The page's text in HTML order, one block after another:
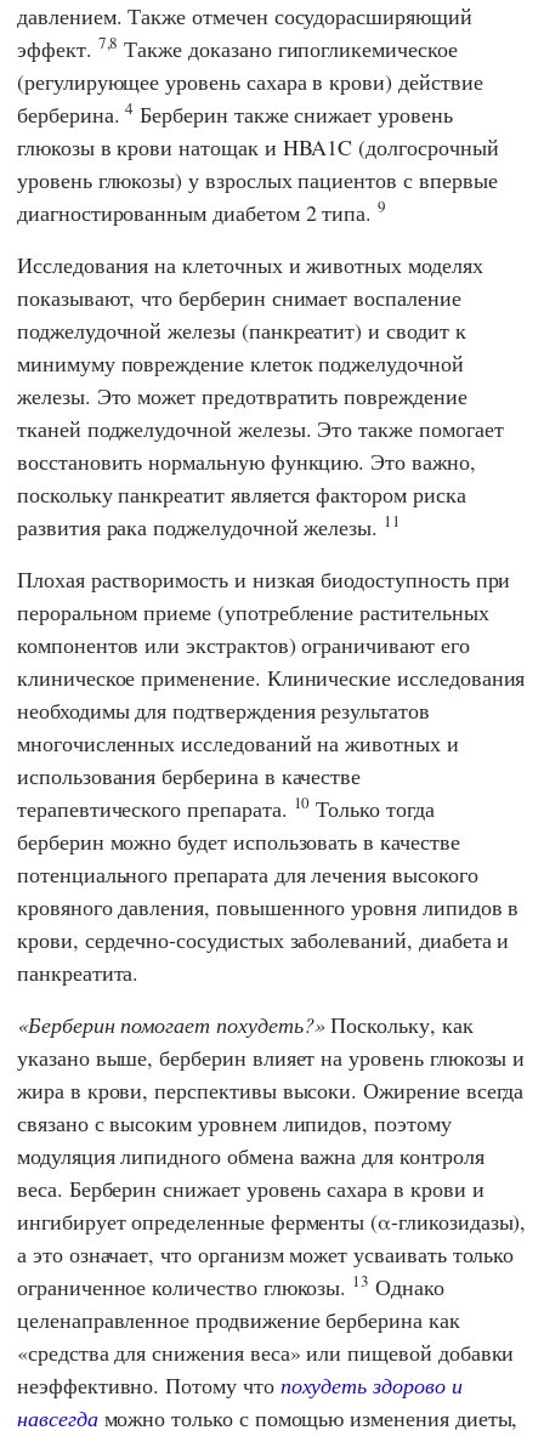
давлением. Также отмечен сосудорасширяющий
эффект. 7,8 Также доказано гипогликемическое
(регулирующее уровень сахара в крови) действие
берберина.4 Берберин также снижает уровень
глюкозы в крови натощак и HBA1C (долгосрочный
уровень глюкозы) у взрослых пациентов с впервые
диагностированным диабетом 2 типа.9
Исследования на клеточных и животных моделях
показывают, что берберин снимает воспаление
поджелудочной железы (панкреатит) и сводит к
минимуму повреждение клеток поджелудочной
железы. Это может предотвратить повреждение
тканей поджелудочной железы. Это также помогает
восстановить нормальную функцию. Это важно,
поскольку панкреатит является фактором риска
развития рака поджелудочной железы. 11
Плохая растворимость и низкая биодоступность при
пероральном приеме (употребление растительных
компонентов или экстрактов) ограничивают его
клиническое применение. Клинические исследования
необходимы для подтверждения результатов
многочисленных исследований на животных и
использования берберина в качестве
терапевтического препарата. 10 Только тогда
берберин можно будет использовать в качестве
потенциального препарата для лечения высокого
кровяного давления, повышенного уровня липидов в
крови, сердечно-сосудистых заболеваний, диабета и
панкреатита.
Берберин помогает похудеть? Поскольку, как
указано выше, берберин влияет на уровень глюкозы и
жира в крови, перспективы высоки. Ожирение всегда
связано с высоким уровнем липидов, поэтому
модуляция липидного обмена важна для контроля
веса. Берберин снижает уровень сахара в крови и
ингибирует определенные ферменты (α-гликозидазы),
а это означает, что организм может усваивать только
ограниченное количество глюкозы. 13 Однако
целенаправленное продвижение берберина как
«средства для снижения веса» или пищевой добавки
неэффективно. Потому что похудеть здорово и
навсегдаможно только с помощью изменения диеты,